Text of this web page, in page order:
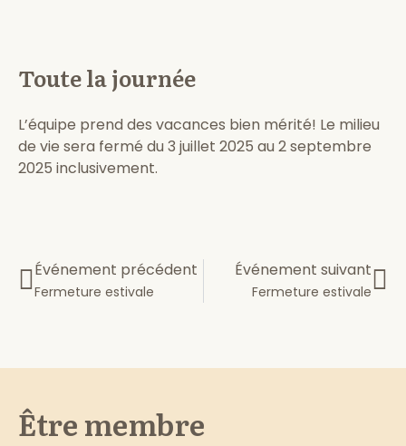
Toute la journée
L’équipe prend des vacances bien mérité! Le milieu
de vie sera fermé du 3 juillet 2025 au 2 septembre
2025 inclusivement.
Événement précédent
Fermeture estivale
Événement suivant
Fermeture estivale
Être membre